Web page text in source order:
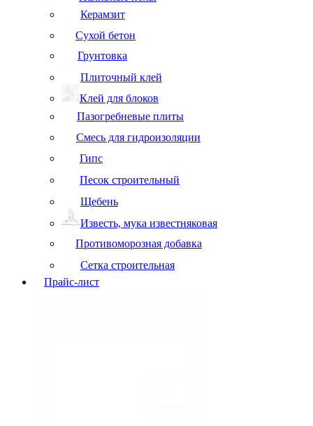
Керамзит
Сухой бетон
Грунтовка
Плиточный клей
Клей для блоков
Пазогребневые плиты
Смесь для гидроизоляции
Гипс
Песок строительный
Щебень
Известь, мука известняковая
Противоморозная добавка
Сетка строительная
Прайс-лист